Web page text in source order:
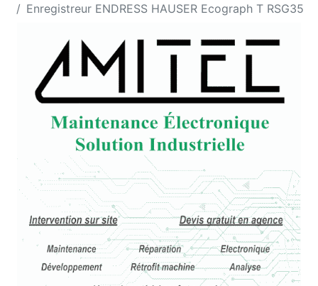
Enregistreur ENDRESS HAUSER Ecograph T RSG35